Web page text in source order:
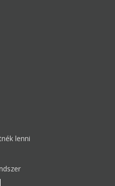
lenni